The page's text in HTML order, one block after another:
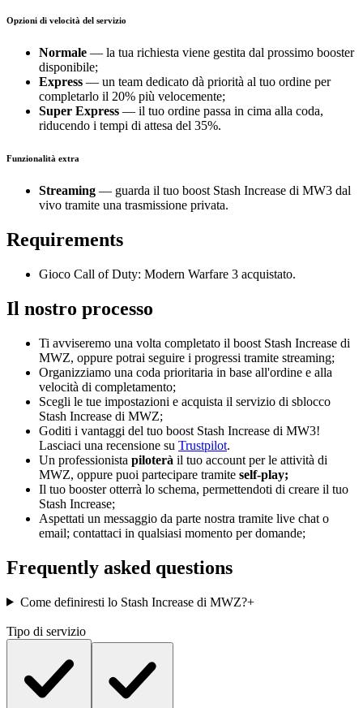
Opzioni di velocità del servizio
Normale — la tua richiesta viene gestita dal prossimo booster
disponibile;
Express — un team dedicato dà priorità al tuo ordine per
completarlo il 20% più velocemente;
Super Express — il tuo ordine passa in cima alla coda,
riducendo i tempi di attesa del 35%.
Funzionalità extra
Streaming — guarda il tuo boost Stash Increase di MW3 dal
vivo tramite una trasmissione privata.
Requirements
Gioco Call of Duty: Modern Warfare 3 acquistato.
Il nostro processo
Ti avviseremo una volta completato il boost Stash Increase di
MWZ, oppure potrai seguire i progressi tramite streaming;
Organizziamo una coda prioritaria in base all'ordine e alla
velocità di completamento;
Scegli le tue impostazioni e acquista il servizio di sblocco
Stash Increase di MWZ;
Goditi i vantaggi del tuo boost Stash Increase di MW3!
Lasciaci una recensione su Trustpilot.
Un professionista piloterà il tuo account per le attività di
MWZ, oppure puoi partecipare tramite self-play;
Il tuo booster otterrà lo schema, permettendoti di creare il tuo
Stash Increase;
Aspettati un messaggio da parte nostra tramite live chat o
email; contattaci in qualsiasi momento per domande;
Frequently asked questions
Come definiresti lo Stash Increase di MWZ?+
Tipo di servizio